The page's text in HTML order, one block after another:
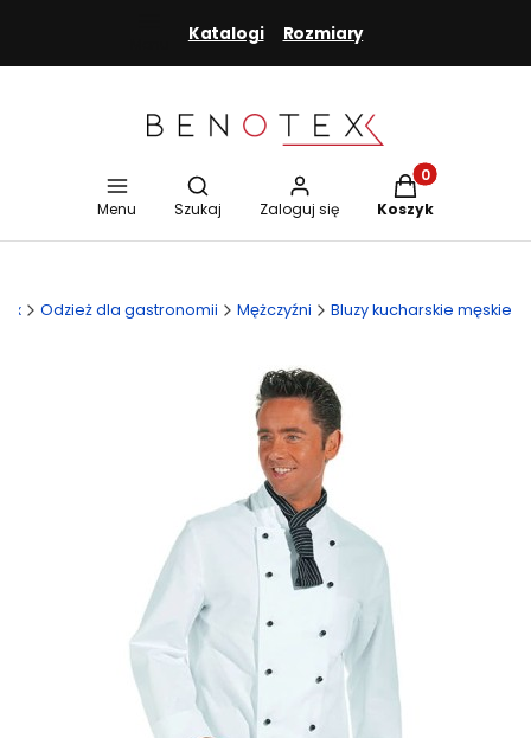
Katalogi Rozmiary
Menu
Otwórz wyszukiwarkę
Szukaj Zaloguj się
Produkty w
Koszyk
Odzież dla gastronomii Mężczyźni Bluzy kucharskie męskie